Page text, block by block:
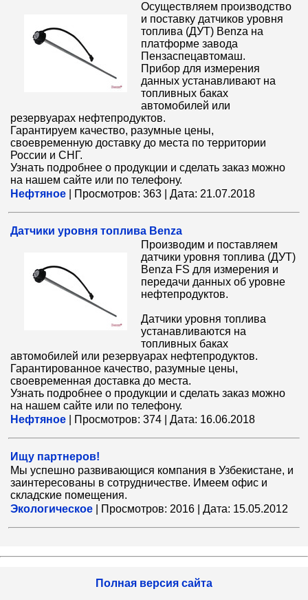
Осуществляем производство
и поставку датчиков уровня
топлива (ДУТ) Benza на
платформе завода
Пензаспецавтомаш.
Прибор для измерения
данных устанавливают на
топливных баках
автомобилей или
резервуарах нефтепродуктов.
Гарантируем качество, разумные цены,
своевременную доставку до места по территории
России и СНГ.
Узнать подробнее о продукции и сделать заказ можно
на нашем сайте или по телефону.
Нефтяное
Просмотров: 363 Дата: 21.07.2018
Датчики уровня топлива Benza
Производим и поставляем
датчики уровня топлива (ДУТ)
Benza FS для измерения и
передачи данных об уровне
нефтепродуктов.
Датчики уровня топлива
устанавливаются на
топливных баках
автомобилей или резервуарах нефтепродуктов.
Гарантированное качество, разумные цены,
своевременная доставка до места.
Узнать подробнее о продукции и сделать заказ можно
на нашем сайте или по телефону.
Нефтяное
Просмотров: 374 Дата: 16.06.2018
Ищу партнеров!
Мы успешно развивающися компания в Узбекистане, и
заинтересованы в сотрудничестве. Имеем офис и
складские помещения.
Экологическое
Просмотров: 2016 Дата: 15.05.2012
Полная версия сайта